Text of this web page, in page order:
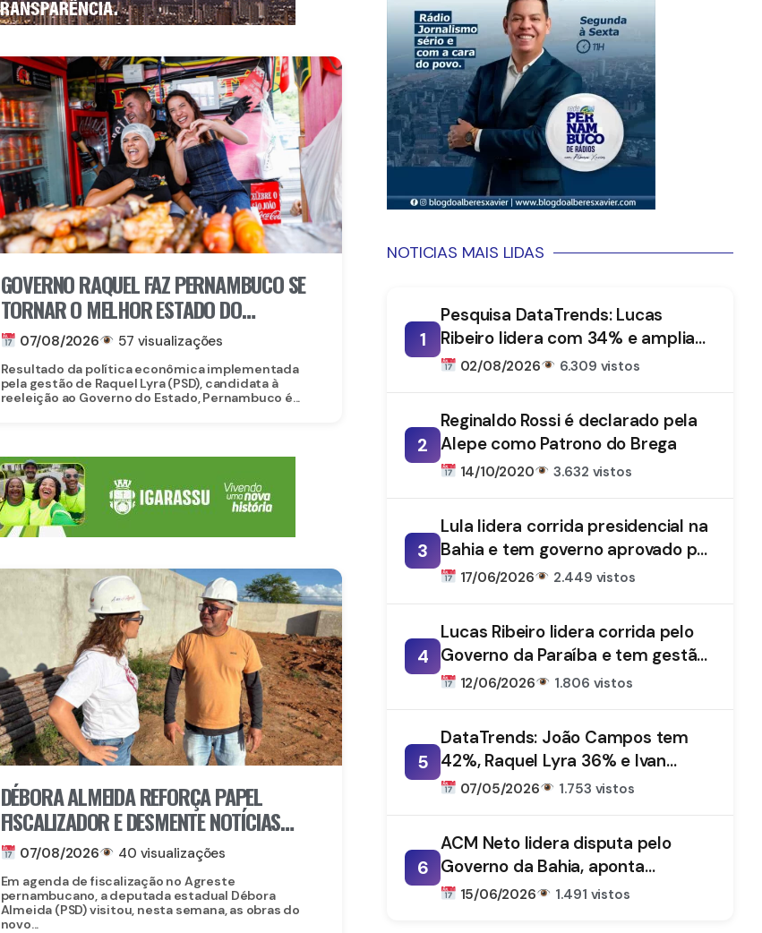
GOVERNO RAQUEL FAZ PERNAMBUCO SE
TORNAR O MELHOR ESTADO DO
NORDESTE PARA EMPREENDER E AVANÇA
AO TOP 3 NACIONAL
07/08/2026 57 visualizações
Resultado da política econômica implementada
pela gestão de Raquel Lyra (PSD), candidata à
reeleição ao Governo do Estado, Pernambuco é...
DÉBORA ALMEIDA REFORÇA PAPEL
FISCALIZADOR E DESMENTE NOTÍCIAS
FALSAS SOBRE OBRA DO CORPO DE
BOMBEIROS EM BELO JARDIM
07/08/2026 40 visualizações
Em agenda de fiscalização no Agreste
pernambucano, a deputada estadual Débora
Almeida (PSD) visitou, nesta semana, as obras do
novo...
NOTICIAS MAIS LIDAS
1
Pesquisa DataTrends: Lucas
Ribeiro lidera com 34% e amplia
vantagem na disputa pelo
02/08/2026 6.309 vistos
2
Reginaldo Rossi é declarado pela
Alepe como Patrono do Brega
14/10/2020 3.632 vistos
3
Lula lidera corrida presidencial na
Bahia e tem governo aprovado por
61%, aponta DataTrends
17/06/2026 2.449 vistos
4
Lucas Ribeiro lidera corrida pelo
Governo da Paraíba e tem gestão
aprovada por 66%, aponta
12/06/2026 1.806 vistos
5
DataTrends: João Campos tem
42%, Raquel Lyra 36% e Ivan
Moraes 1%
07/05/2026 1.753 vistos
6
ACM Neto lidera disputa pelo
Governo da Bahia, aponta
DataTrends
15/06/2026 1.491 vistos